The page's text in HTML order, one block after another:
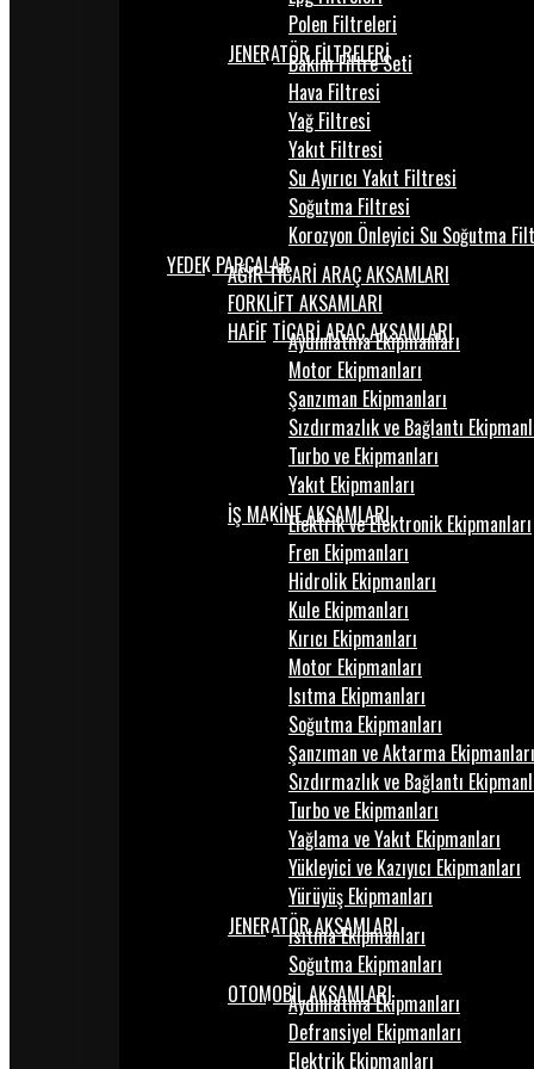
Polen Filtreleri
JENERATÖR FİLTRELERİ
Bakım Filtre Seti
Hava Filtresi
Yağ Filtresi
Yakıt Filtresi
Su Ayırıcı Yakıt Filtresi
Soğutma Filtresi
Korozyon Önleyici Su Soğutma
YEDEK PARÇALARAĞIR TİCARİ ARAÇ AKSAMLARI
FORKLİFT AKSAMLARI
HAFİF TİCARİ ARAÇ AKSAMLARI
Aydınlatma Ekipmanları
Motor Ekipmanları
Şanzıman Ekipmanları
Sızdırmazlık ve Bağlantı
Turbo ve Ekipmanları
Yakıt Ekipmanları
İŞ MAKİNE AKSAMLARI
Elektrik ve Elektronik Ekipmanları
Fren Ekipmanları
Hidrolik Ekipmanları
Kule Ekipmanları
Kırıcı Ekipmanları
Motor Ekipmanları
Isıtma Ekipmanları
Soğutma Ekipmanları
Şanzıman ve Aktarma Ekipmanları
Sızdırmazlık ve Bağlantı
Turbo ve Ekipmanları
Yağlama ve Yakıt Ekipmanları
Yükleyici ve Kazıyıcı Ekipmanları
Yürüyüş Ekipmanları
JENERATÖR AKSAMLARI
Isıtma Ekipmanları
Soğutma Ekipmanları
OTOMOBİL AKSAMLARI
Aydınlatma Ekipmanları
Defransiyel Ekipmanları
Elektrik Ekipmanları